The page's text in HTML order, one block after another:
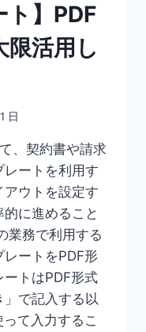
ト】PDF
限活用し
日
、契約書や請求
ートを利用す
アウトを設定す
に進めること
務で利用する
レートをPDF形
トはPDF形式
で記入する以
て入力するこ